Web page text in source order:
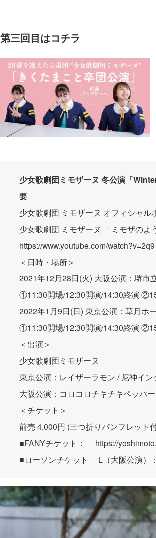
第三回目はコチラ
少女歌劇団ミモザーヌ 冬公演「
要
少女歌劇団 ミモザーヌ オフィシャ
少女歌劇団 ミモザーヌ 「ミモザの
https://www.youtube.com/watch?v=2q9
＜日時・場所＞
2021年12月28日(火) 大阪公演：堺市
①11:30開場/12:30開演/14:30終演
2022年1月9日(日) 東京公演：草月ホ
①11:30開場/12:30開演/14:30終演
＜出演＞
少女歌劇団ミモザーヌ
東京公演：レイザーラモン / 尼神イン
大阪公演：コロコロチキチキペッパ
＜チケット＞
前売 4,000円 (三つ折りパンフレット
■FANYチケット： https://
■ローソンチケット L（大阪公演）